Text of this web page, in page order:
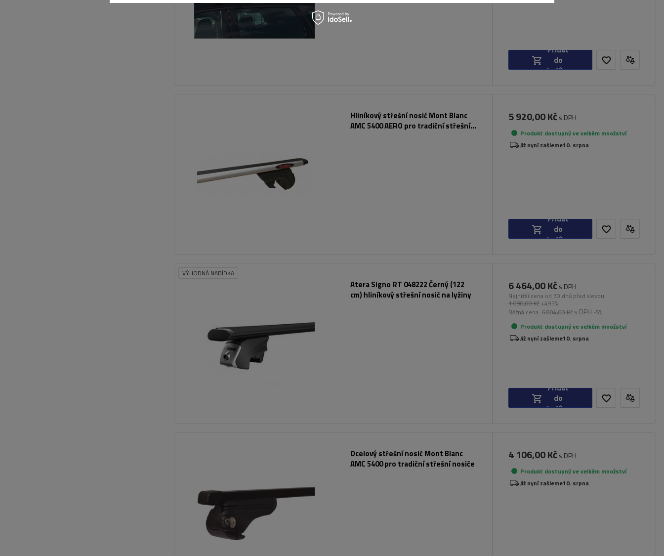
Přidat
do
košíku
Hliníkový střešní nosič Mont Blanc
AMC 5400 AERO pro tradiční střešní
5 920,00 Kč s DPH
Produkt dostupný ve velkém množství
Již nyní zašleme10. srpna
Přidat
do
košíku
VÝHODNÁ NABÍDKA
Atera Signo RT 048222 Černý (122
cm) hliníkový střešní nosič na lyžiny
6 464,00 Kč s DPH
Nejnižší cena od 30 dnů před slevou:
1 090,00 Kč +493%
Běžná cena: 6 804,00 Kč s DPH -5%
Produkt dostupný ve velkém množství
Již nyní zašleme10. srpna
Přidat
do
košíku
Ocelový střešní nosič Mont Blanc
AMC 5400 pro tradiční střešní nosiče
4 106,00 Kč s DPH
Produkt dostupný ve velkém množství
Již nyní zašleme10. srpna